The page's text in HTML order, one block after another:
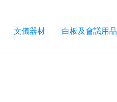
文儀器材 白板及會議用品